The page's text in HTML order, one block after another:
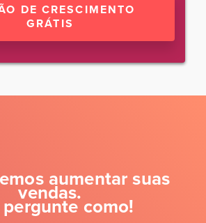
DE CRESCIMENTO
GRÁTIS
aumentar suas
vendas.
como!